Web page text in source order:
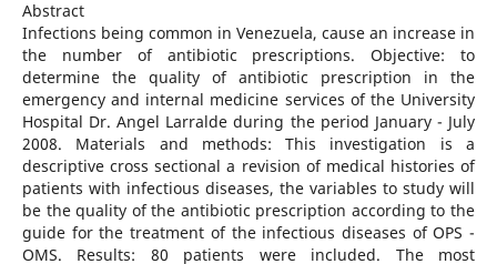
Abstract
Infections being common in Venezuela, cause an increase in
the number of antibiotic prescriptions. Objective: to
determine the quality of antibiotic prescription in the
emergency and internal medicine services of the University
Hospital Dr. Angel Larralde during the period January - July
2008. Materials and methods: This investigation is a
descriptive cross sectional a revision of medical histories of
patients with infectious diseases, the variables to study will
be the quality of the antibiotic prescription according to the
guide for the treatment of the infectious diseases of OPS -
OMS. Results: 80 patients were included. The most